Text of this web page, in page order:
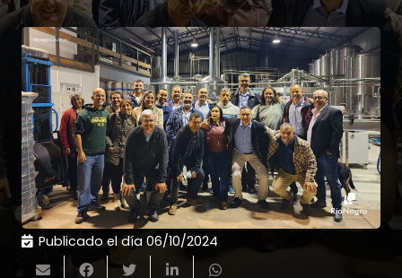
Publicado el día 06/10/2024